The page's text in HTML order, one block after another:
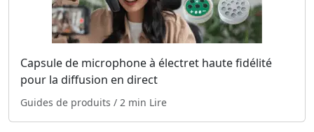
Capsule de microphone à électret haute fidélité
pour la diffusion en direct
Guides de produits / 2 min Lire